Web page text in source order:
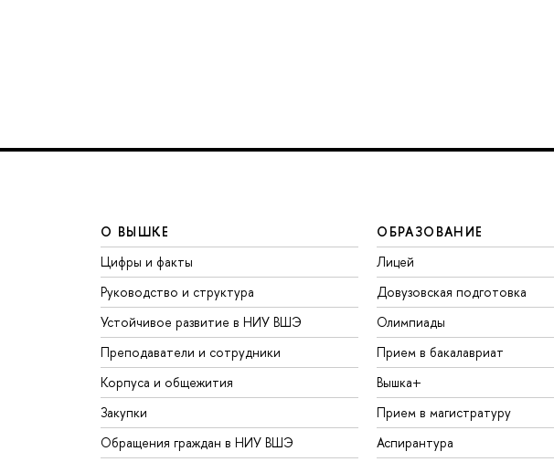
О ВЫШКЕ
Цифры и факты
Руководство и структура
Устойчивое развитие в НИУ ВШЭ
Преподаватели и сотрудники
Корпуса и общежития
Закупки
Обращения граждан в НИУ ВШЭ
ОБРАЗОВАНИЕ
Лицей
Довузовская подготовка
Олимпиады
Прием в бакалавриат
Вышка+
Прием в магистратуру
Аспирантура